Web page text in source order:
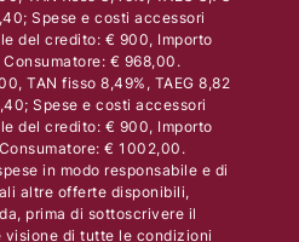
Spese e costi accessori
del credito: € 900, Importo
€ 968,00.
TAN fisso 8,49%, TAEG 8,82
Spese e costi accessori
del credito: € 900, Importo
€ 1002,00.
in modo responsabile e di
altre offerte disponibili,
prima di sottoscrivere il
visione di tutte le condizioni